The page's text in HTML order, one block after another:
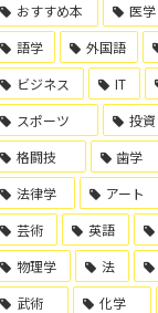
おすすめ本 医学
語学
外国語
ビジネス
IT
スポーツ
投資
格闘技
歯学
法律学
アート
芸術
英語
物理学
法
武術
化学